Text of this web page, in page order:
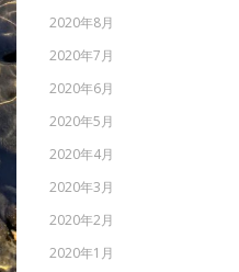
2020年8月
2020年7月
2020年6月
2020年5月
2020年4月
2020年3月
2020年2月
2020年1月